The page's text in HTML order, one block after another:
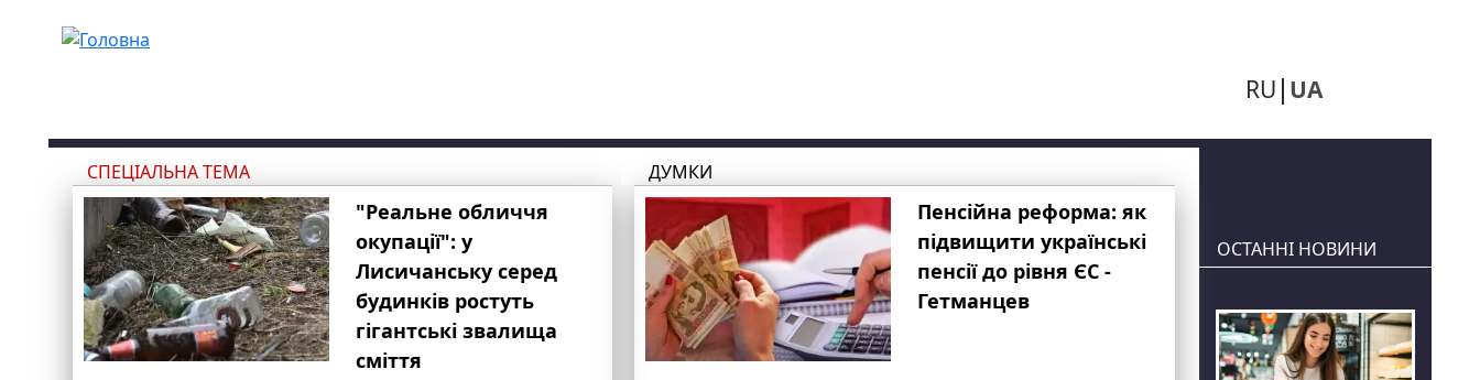
RU UA
СПЕЦІАЛЬНА ТЕМА
"Реальне обличчя
окупації": у
Лисичанську серед
будинків ростуть
гігантські звалища
сміття
ДУМКИ
Пенсійна реформа: як
підвищити українські
пенсії до рівня ЄС -
Гетманцев
ОСТАННІ НОВИНИ